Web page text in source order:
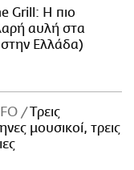
Grill: Η πιο
αυλή στα
στην Ελλάδα)
Tρεις
μουσικοί, τρεις